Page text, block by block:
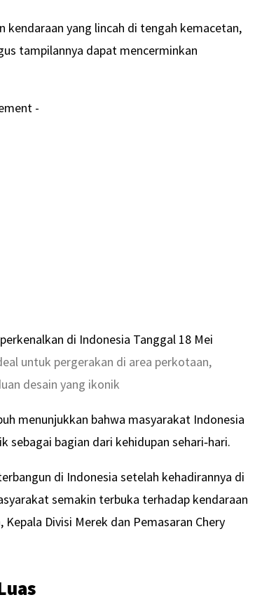
kendaraan yang lincah di tengah kemacetan,
tampilannya dapat mencerminkan
-
untuk pergerakan di area perkotaan,
desain yang ikonik
menunjukkan bahwa masyarakat Indonesia
bagian dari kehidupan sehari‑hari.
di Indonesia setelah kehadirannya di
semakin terbuka terhadap kendaraan
Divisi Merek dan Pemasaran Chery